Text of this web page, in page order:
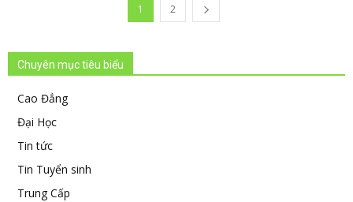
1 2
Chuyên mục tiêu biểu
Cao Đẳng
Đại Học
Tin tức
Tin Tuyển sinh
Trung Cấp